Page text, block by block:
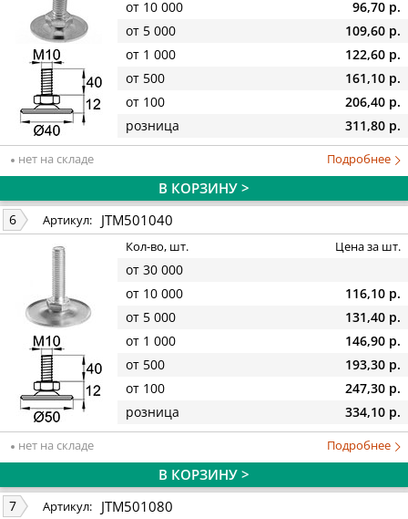
от 10 000
96,70 р.
от 5 000
109,60 р.
от 1 000
122,60 р.
от 500
161,10 р.
от 100
206,40 р.
розница
311,80 р.
нет на складе Подробнее
В КОРЗИНУ >
6 Артикул: JTM501040
Кол-во, шт. Цена за шт.
от 30 000
от 10 000
116,10 р.
от 5 000
131,40 р.
от 1 000
146,90 р.
от 500
193,30 р.
от 100
247,30 р.
розница
334,10 р.
нет на складе Подробнее
В КОРЗИНУ >
7 Артикул: JTM501080